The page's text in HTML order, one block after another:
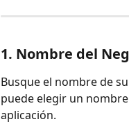
1. Nombre del
Busque el nombre de
puede elegir un
aplicación.